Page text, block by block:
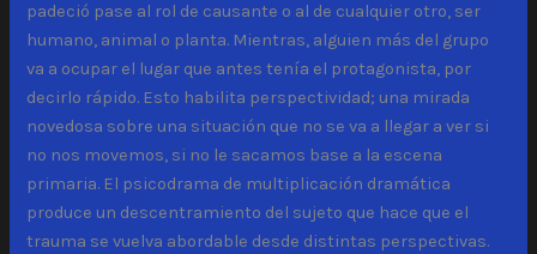
padeció pase al rol de causante o al de cualquier otro, ser
humano, animal o planta. Mientras, alguien más del grupo
va a ocupar el lugar que antes tenía el protagonista, por
decirlo rápido. Esto habilita perspectividad; una mirada
novedosa sobre una situación que no se va a llegar a ver si
no nos movemos, si no le sacamos base a la escena
primaria. El psicodrama de multiplicación dramática
produce un descentramiento del sujeto que hace que el
trauma se vuelva abordable desde distintas perspectivas.